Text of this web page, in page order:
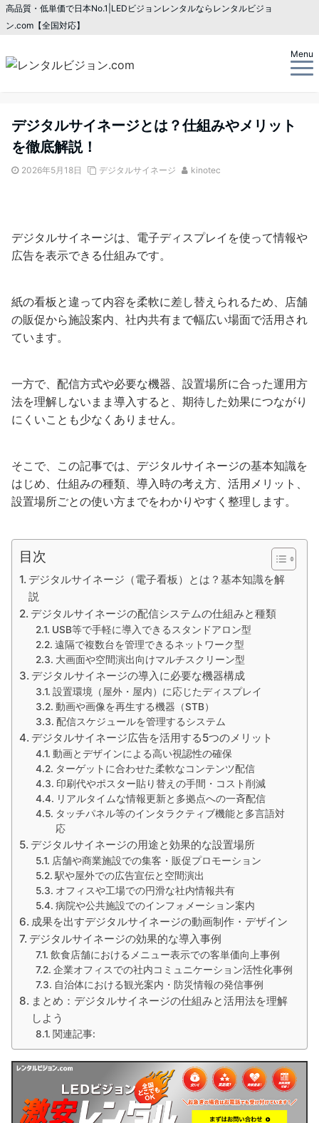
高品質・低単価で日本No.1|LEDビジョンレンタルならレンタルビジョ
ン.com【全国対応】
Menu
デジタルサイネージとは？仕組みやメリット
を徹底解説！
2026年5月18日 デジタルサイネージ kinotec
デジタルサイネージは、電子ディスプレイを使って情報や
広告を表示できる仕組みです。
紙の看板と違って内容を柔軟に差し替えられるため、店舗
の販促から施設案内、社内共有まで幅広い場面で活用され
ています。
一方で、配信方式や必要な機器、設置場所に合った運用方
法を理解しないまま導入すると、期待した効果につながり
にくいことも少なくありません。
そこで、この記事では、デジタルサイネージの基本知識を
はじめ、仕組みの種類、導入時の考え方、活用メリット、
設置場所ごとの使い方までをわかりやすく整理します。
目次
デジタルサイネージ（電子看板）とは？基本知識を解
説
デジタルサイネージの配信システムの仕組みと種類
USB等で手軽に導入できるスタンドアロン型
遠隔で複数台を管理できるネットワーク型
大画面や空間演出向けマルチスクリーン型
デジタルサイネージの導入に必要な機器構成
設置環境（屋外・屋内）に応じたディスプレイ
動画や画像を再生する機器（STB）
配信スケジュールを管理するシステム
デジタルサイネージ広告を活用する5つのメリット
動画とデザインによる高い視認性の確保
ターゲットに合わせた柔軟なコンテンツ配信
印刷代やポスター貼り替えの手間・コスト削減
リアルタイムな情報更新と多拠点への一斉配信
タッチパネル等のインタラクティブ機能と多言語対
応
デジタルサイネージの用途と効果的な設置場所
店舗や商業施設での集客・販促プロモーション
駅や屋外での広告宣伝と空間演出
オフィスや工場での円滑な社内情報共有
病院や公共施設でのインフォメーション案内
成果を出すデジタルサイネージの動画制作・デザイン
デジタルサイネージの効果的な導入事例
飲食店舗におけるメニュー表示での客単価向上事例
企業オフィスでの社内コミュニケーション活性化事例
自治体における観光案内・防災情報の発信事例
まとめ：デジタルサイネージの仕組みと活用法を理解
しよう
関連記事: